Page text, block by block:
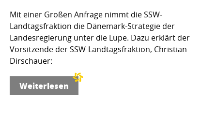
Mit einer Großen Anfrage nimmt die SSW-
Landtagsfraktion die Dänemark-Strategie der
Landesregierung unter die Lupe. Dazu erklärt der
Vorsitzende der SSW-Landtagsfraktion, Christian
Dirschauer:
Weiterlesen